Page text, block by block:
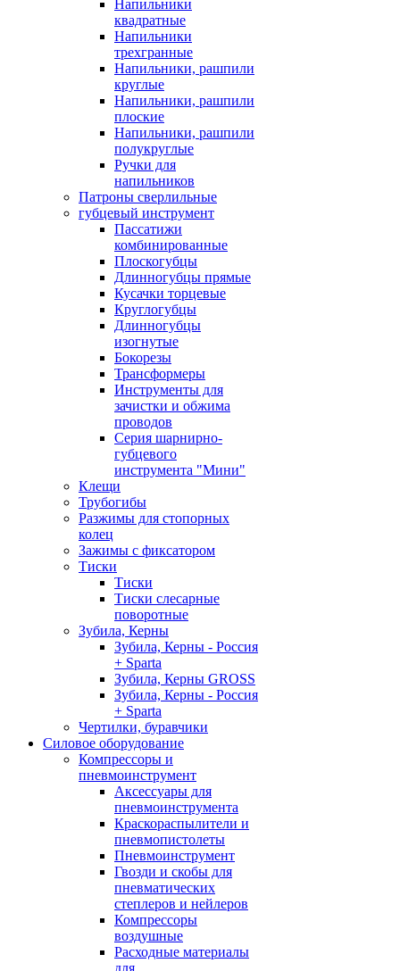
Напильники
квадратные
Напильники
трехгранные
Напильники, рашпили
круглые
Напильники, рашпили
плоские
Напильники, рашпили
полукруглые
Ручки для
напильников
Патроны сверлильные
губцевый инструмент
Пассатижи
комбинированные
Плоскогубцы
Длинногубцы прямые
Кусачки торцевые
Круглогубцы
Длинногубцы
изогнутые
Бокорезы
Трансформеры
Инструменты для
зачистки и обжима
проводов
Серия шарнирно-
губцевого
инструмента "Мини"
Клещи
Трубогибы
Разжимы для стопорных
колец
Зажимы с фиксатором
Тиски
Тиски
Тиски слесарные
поворотные
Зубила, Керны
Зубила, Керны - Россия
+ Sparta
Зубила, Керны GROSS
Зубила, Керны - Россия
+ Sparta
Чертилки, буравчики
Силовое оборудование
Компрессоры и
пневмоинструмент
Аксессуары для
пневмоинструмента
Краскораспылители и
пневмопистолеты
Пневмоинструмент
Гвозди и скобы для
пневматических
степлеров и нейлеров
Компрессоры
воздушные
Расходные материалы
для